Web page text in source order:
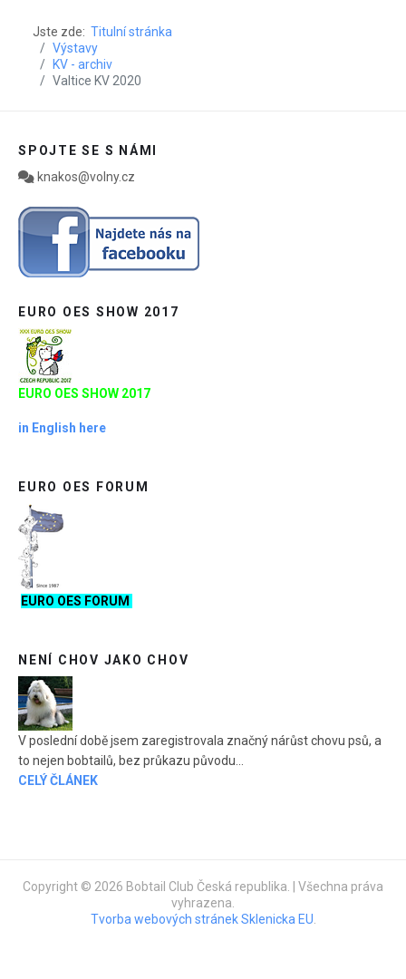
Jste zde: Titulní stránka
Výstavy
KV - archiv
Valtice KV 2020
SPOJTE SE S NÁMI
knakos@volny.cz
EURO OES SHOW 2017
EURO OES SHOW 2017
in English here
EURO OES FORUM
EURO OES FORUM
NENÍ CHOV JAKO CHOV
V poslední době jsem zaregistrovala značný nárůst chovu psů, a
to nejen bobtailů, bez průkazu původu...
CELÝ ČLÁNEK
Copyright © 2026 Bobtail Club Česká republika. | Všechna práva
vyhrazena.
Tvorba webových stránek Sklenicka EU